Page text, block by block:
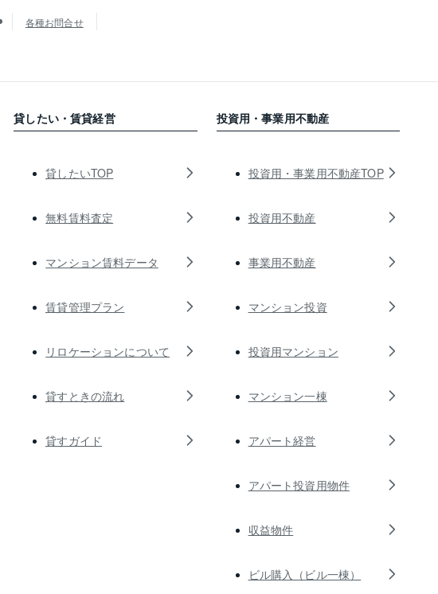
各種お問合せ
貸したい・賃貸経営
貸したいTOP
無料賃料査定
マンション賃料データ
賃貸管理プラン
リロケーションについて
貸すときの流れ
貸すガイド
投資用・事業用不動産
投資用・事業用不動産TOP
投資用不動産
事業用不動産
マンション投資
投資用マンション
マンション一棟
アパート経営
アパート投資用物件
収益物件
ビル購入（ビル一棟）